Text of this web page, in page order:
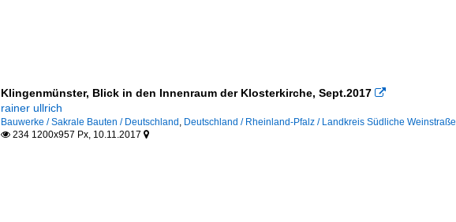
Klingenmünster, Blick in den Innenraum der Klosterkirche, Sept.2017 
rainer ullrich
Bauwerke / Sakrale Bauten / Deutschland , Deutschland / Rheinland-Pfalz / Landkreis Südliche Weinstraße
234 1200x957 Px, 10.11.2017 